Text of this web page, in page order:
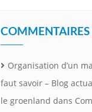
COMMENTAIRES
Organisation d’un
faut savoir – Blog
le groenland dans